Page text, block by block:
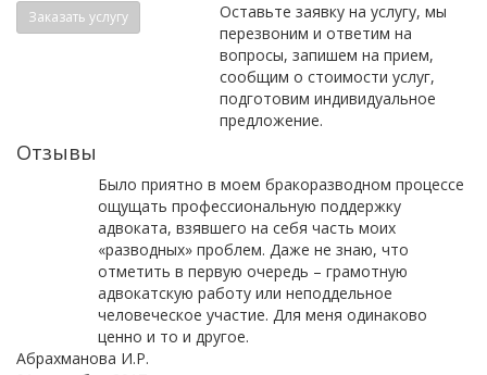
Заказать услугу
Оставьте заявку на услугу, мы
перезвоним и ответим на
вопросы, запишем на прием,
сообщим о стоимости услуг,
подготовим индивидуальное
предложение.
Отзывы
Было приятно в моем бракоразводном процессе
ощущать профессиональную поддержку
адвоката, взявшего на себя часть моих
«разводных» проблем. Даже не знаю, что
отметить в первую очередь – грамотную
адвокатскую работу или неподдельное
человеческое участие. Для меня одинаково
ценно и то и другое.
Абрахманова И.Р.